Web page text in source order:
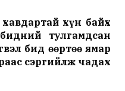
хүн байх
тулгамдсан
бид өөртөө ямар
сэргийлж чадах